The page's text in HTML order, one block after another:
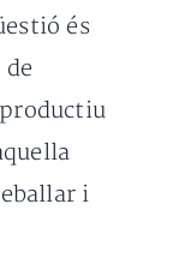
és
i